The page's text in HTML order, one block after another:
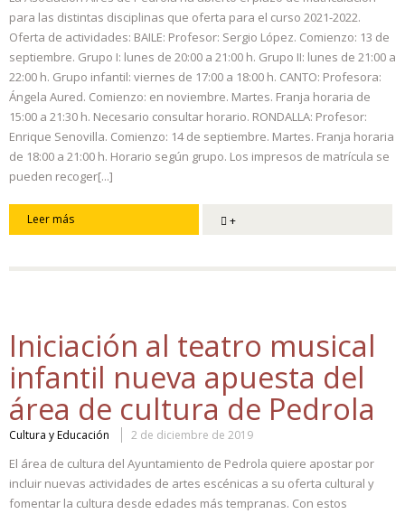
para las distintas disciplinas que oferta para el curso 2021-2022.
Oferta de actividades: BAILE: Profesor: Sergio López. Comienzo: 13 de
septiembre. Grupo I: lunes de 20:00 a 21:00 h. Grupo II: lunes de 21:00 a
22:00 h. Grupo infantil: viernes de 17:00 a 18:00 h. CANTO: Profesora:
Ángela Aured. Comienzo: en noviembre. Martes. Franja horaria de
15:00 a 21:30 h. Necesario consultar horario. RONDALLA: Profesor:
Enrique Senovilla. Comienzo: 14 de septiembre. Martes. Franja horaria
de 18:00 a 21:00 h. Horario según grupo. Los impresos de matrícula se
pueden recoger[...]
Leer más +
Iniciación al teatro musical
infantil nueva apuesta del
área de cultura de Pedrola
Cultura y Educación 2 de diciembre de 2019
El área de cultura del Ayuntamiento de Pedrola quiere apostar por
incluir nuevas actividades de artes escénicas a su oferta cultural y
fomentar la cultura desde edades más tempranas. Con estos